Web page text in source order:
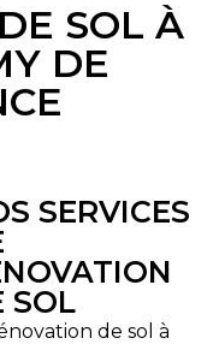
SOL À
DE
SERVICES
SOL
de sol à